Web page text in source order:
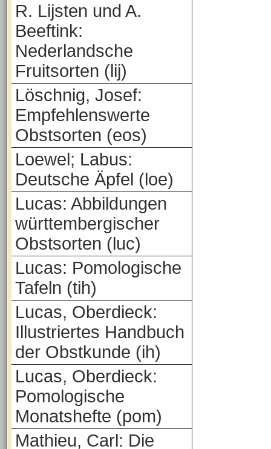
R. Lijsten und A.
Beeftink:
Nederlandsche
Fruitsorten (lij)
Löschnig, Josef:
Empfehlenswerte
Obstsorten (eos)
Loewel; Labus:
Deutsche Äpfel (loe)
Lucas: Abbildungen
württembergischer
Obstsorten (luc)
Lucas: Pomologische
Tafeln (tih)
Lucas, Oberdieck:
Illustriertes Handbuch
der Obstkunde (ih)
Lucas, Oberdieck:
Pomologische
Monatshefte (pom)
Mathieu, Carl: Die